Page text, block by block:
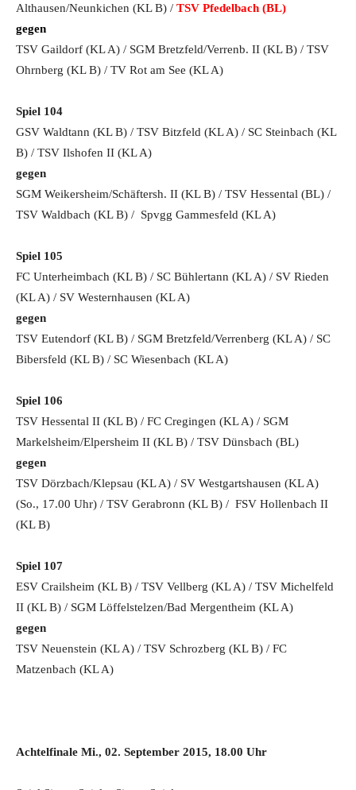
Althausen/Neunkichen (KL B) / TSV Pfedelbach (BL)
gegen
TSV Gaildorf (KL A) / SGM Bretzfeld/Verrenb. II (KL B) / TSV
Ohrnberg (KL B) / TV Rot am See (KL A)
Spiel 104
GSV Waldtann (KL B) / TSV Bitzfeld (KL A) / SC Steinbach (KL
B) / TSV Ilshofen II (KL A)
gegen
SGM Weikersheim/Schäftersh. II (KL B) / TSV Hessental (BL) /
TSV Waldbach (KL B) / Spvgg Gammesfeld (KL A)
Spiel 105
FC Unterheimbach (KL B) / SC Bühlertann (KL A) / SV Rieden
(KL A) / SV Westernhausen (KL A)
gegen
TSV Eutendorf (KL B) / SGM Bretzfeld/Verrenberg (KL A) / SC
Bibersfeld (KL B) / SC Wiesenbach (KL A)
Spiel 106
TSV Hessental II (KL B) / FC Cregingen (KL A) / SGM
Markelsheim/Elpersheim II (KL B) / TSV Dünsbach (BL)
gegen
TSV Dörzbach/Klepsau (KL A) / SV Westgartshausen (KL A)
(So., 17.00 Uhr) / TSV Gerabronn (KL B) / FSV Hollenbach II
(KL B)
Spiel 107
ESV Crailsheim (KL B) / TSV Vellberg (KL A) / TSV Michelfeld
II (KL B) / SGM Löffelstelzen/Bad Mergentheim (KL A)
gegen
TSV Neuenstein (KL A) / TSV Schrozberg (KL B) / FC
Matzenbach (KL A)
Achtelfinale Mi., 02. September 2015, 18.00 Uhr